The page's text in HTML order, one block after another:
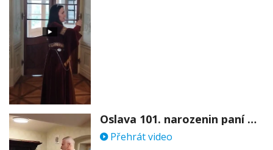
Oslava 101. narozenin paní Věry Skořepové
Přehrát video